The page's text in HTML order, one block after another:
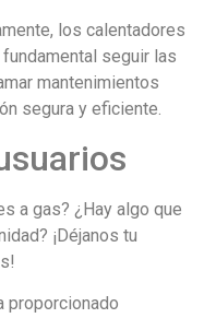
los calentadores
seguir las
mantenimientos
segura y eficiente.
a gas? ¿Hay algo que
¡Déjanos tu
proporcionado